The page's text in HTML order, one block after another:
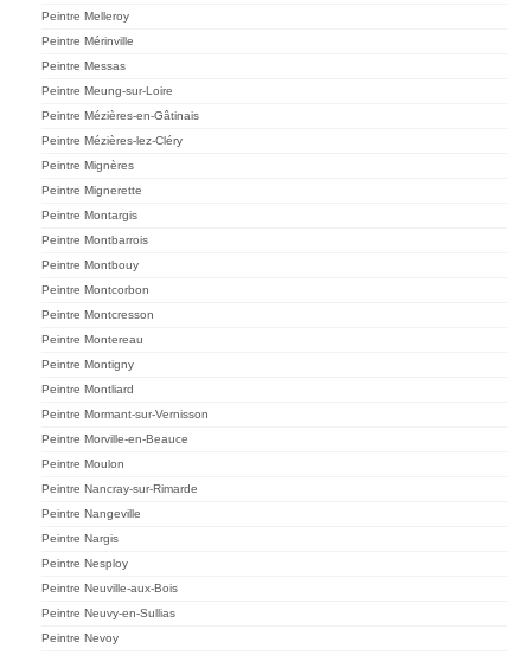
Peintre Melleroy
Peintre Mérinville
Peintre Messas
Peintre Meung-sur-Loire
Peintre Mézières-en-Gâtinais
Peintre Mézières-lez-Cléry
Peintre Mignères
Peintre Mignerette
Peintre Montargis
Peintre Montbarrois
Peintre Montbouy
Peintre Montcorbon
Peintre Montcresson
Peintre Montereau
Peintre Montigny
Peintre Montliard
Peintre Mormant-sur-Vernisson
Peintre Morville-en-Beauce
Peintre Moulon
Peintre Nancray-sur-Rimarde
Peintre Nangeville
Peintre Nargis
Peintre Nesploy
Peintre Neuville-aux-Bois
Peintre Neuvy-en-Sullias
Peintre Nevoy